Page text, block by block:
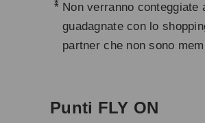
* Non verranno
guadagnate con lo
partner che non sono
Punti FLY ON